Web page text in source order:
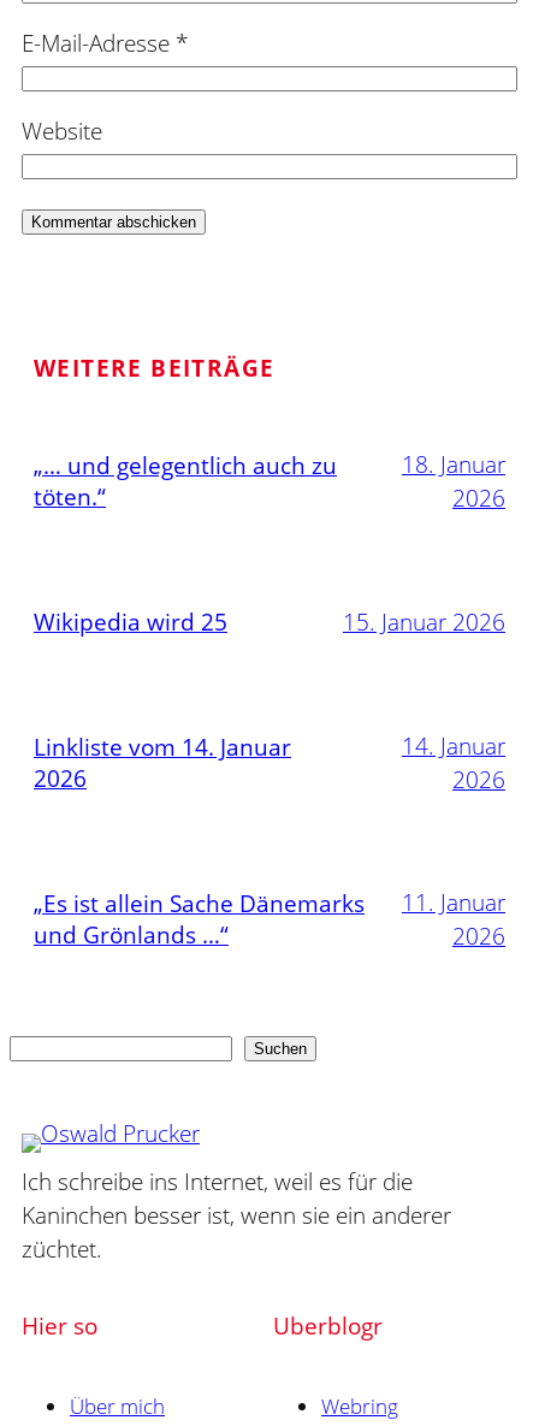
E-Mail-Adresse *
Website
WEITERE BEITRÄGE
„… und gelegentlich auch zu
töten.“
18. Januar
2026
Wikipedia wird 25 15. Januar 2026
Linkliste vom 14. Januar
2026
14. Januar
2026
„Es ist allein Sache Dänemarks
und Grönlands …“
11. Januar
2026
Suchen
Ich schreibe ins Internet, weil es für die
Kaninchen besser ist, wenn sie ein anderer
züchtet.
Hier so
Über mich
Uberblogr
Webring